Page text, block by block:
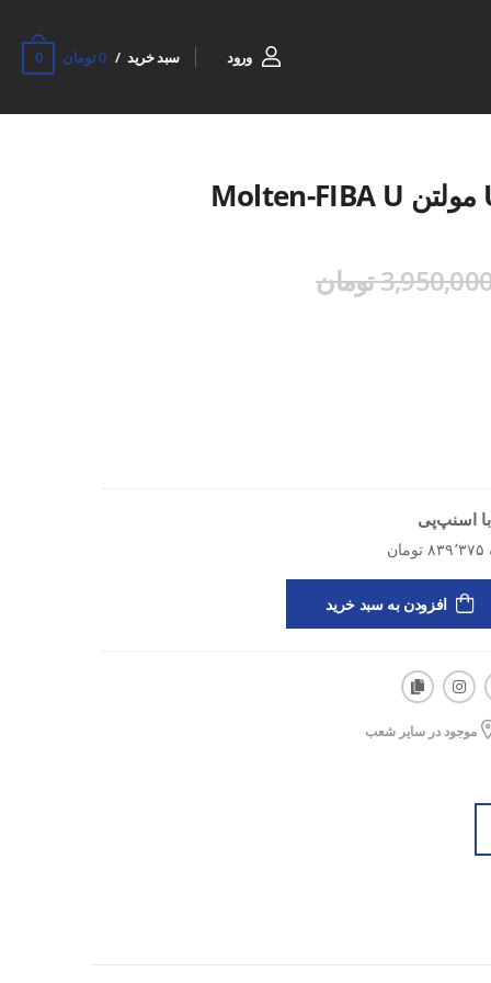
ورود سبد خرید 0 تومان 0
تومان
اسنپ‌پی
افزودن به سبد خرید
موجود در سایر شعب